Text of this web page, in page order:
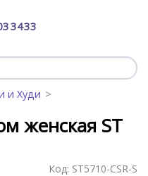
34 33
и Худи
женская ST
Код: ST5710-CSR-S